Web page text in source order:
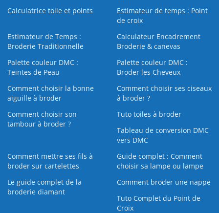
Calculatrice toile et points
Estimateur de temps : Point
de croix
Estimateur de Temps :
Broderie Traditionnelle
Calculateur Encadrement
Broderie & canevas
Palette couleur DMC :
Teintes de Peau
Palette couleur DMC :
Broder les Cheveux
Comment choisir la bonne
aiguille à broder
Comment choisir ses ciseaux
à broder ?
Comment choisir son
tambour à broder ?
Tuto toiles à broder
Tableau de conversion DMC
vers DMC
Comment mettre ses fils à
broder sur cartelettes
Guide complet : Comment
choisir sa lampe ou lampe
Le guide complet de la
broderie diamant
Comment broder une nappe
Tuto Complet du Point de
Croix